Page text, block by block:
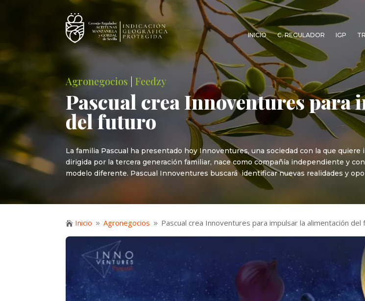
INICIO C. REGULADOR IGP
Agronegocios |Feedzy
Pascual crea Innoventures
del futuro
La familia Pascual ha presentado hoy Innoventures, una sociedad con la que
dirigida por la tercera generación familiar, nace como compañía independiente y
modelo diferente. Pascual Innoventures buscará identificar nuevas realidades y
 Inicio 9 Agronegocios 9 Pascual crea Innoventures para impulsar la alimentación del